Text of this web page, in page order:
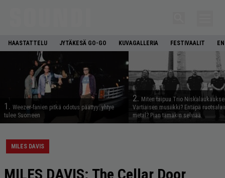
HAASTATTELU JYTÄKESÄ GO-GO KUVAGALLERIA FESTIVAALIT
1. Weezer-fanien pitkä odotus päättyy: yhtye
tulee Suomeen
2. Miten taipuu Trio
Vartiaisen musiikki? Entäpä
metal? Pian tämäkin selviää
MILES DAVIS
MILES DAVIS: The Cellar Door